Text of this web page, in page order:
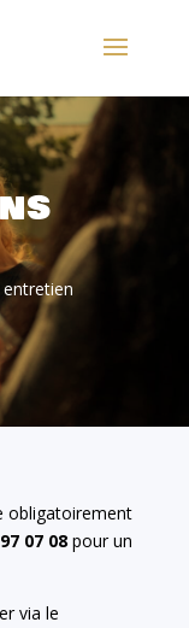
obligatoirement
07 08pour un
via le